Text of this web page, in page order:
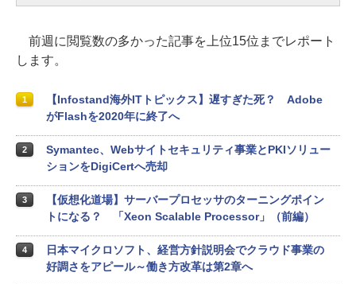
前週に閲覧数の多かった記事を上位15位までレポート
します。
1
【Infostand海外ITトピックス】遅すぎた死？ Adobe
がFlashを2020年に終了へ
2
Symantec、Webサイトセキュリティ事業とPKIソリュー
ションをDigiCertへ売却
3
【仮想化道場】サーバープロセッサのターニングポイン
トになる？ 「Xeon Scalable Processor」（前編）
4
日本マイクロソフト、経営方針説明会でクラウド事業の
好調さをアピール～働き方改革は第2章へ